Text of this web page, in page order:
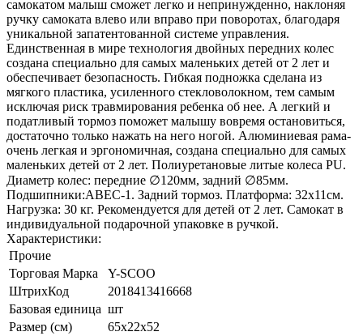
самокатом малыш сможет легко и непринужденно, наклоняя
ручку самоката влево или вправо при поворотах, благодаря
уникальной запатентованной системе управления.
Единственная в мире технология двойных передних колес
создана специально для самых маленьких детей от 2 лет и
обеспечивает безопасность. Гибкая подножка сделана из
мягкого пластика, усиленного стекловолокном, тем самым
исключая риск травмирования ребенка об нее. А легкий и
податливый тормоз поможет малышу вовремя остановиться,
достаточно только нажать на него ногой. Алюминиевая рама-
очень легкая и эргономичная, создана специально для самых
маленьких детей от 2 лет. Полиуретановые литые колеса PU.
Диаметр колес: передние ∅120мм, задний ∅85мм.
Подшипники:ABEC-1. Задний тормоз. Платформа: 32х11см.
Нагрузка: 30 кг. Рекомендуется для детей от 2 лет. Самокат в
индивидуальной подарочной упаковке в ручкой.
Характеристики:
Прочие
Торговая Марка
Y-SCOO
ШтрихКод
2018413416668
Базовая единица шт
Размер (см)
65х22х52